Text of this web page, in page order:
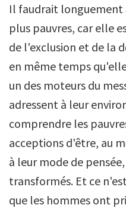
Il faudrait
plus pauvres, car elle
de l'exclusion et de la
en même temps
un des moteurs du
adressent à leur
comprendre les
acceptions d'être, au
à leur mode de
transformés. Et ce
que les hommes ont